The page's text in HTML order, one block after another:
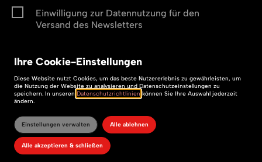
Einwilligung zur Datennutzung für den
Versand des Newsletters
Abonnieren
Impressum
Datenschutz
Barrierefreiheit
Ihre Cookie-Einstellungen
Diese Website nutzt Cookies, um das beste Nutzererlebnis zu gewährleisten, um
die Nutzung der Website zu analysieren und Datenschutzeinstellungen zu
speichern. In unseren Datenschutzrichtlinien können Sie Ihre Auswahl jederzeit
ändern.
Einstellungen verwalten Alle ablehnen
Alle akzeptieren & schließen